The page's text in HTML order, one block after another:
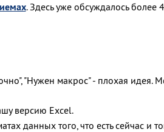
. Здесь уже обсуждалось более
"Нужен макрос" - плохая идея.
версию Excel.
данных того, что есть сейчас и